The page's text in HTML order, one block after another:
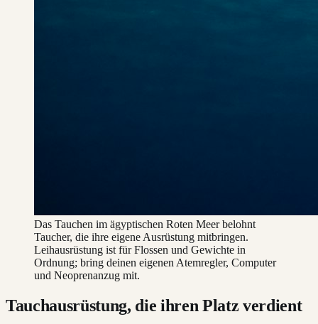
Das Tauchen im ägyptischen Roten Meer belohnt
Taucher, die ihre eigene Ausrüstung mitbringen.
Leihausrüstung ist für Flossen und Gewichte in
Ordnung; bring deinen eigenen Atemregler, Computer
und Neoprenanzug mit.
Tauchausrüstung, die ihren Platz verdient